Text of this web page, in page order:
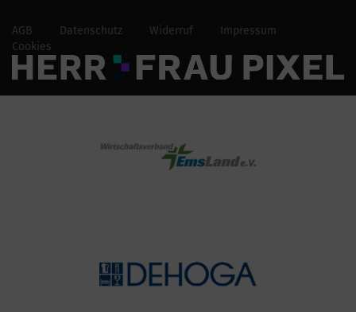
AGB Datenschutz Widerruf
Impressum
Cookies